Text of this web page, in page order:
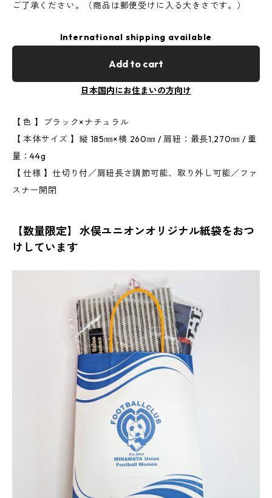
ご了承ください。（商品は郵便受けに入る大きさです。）
International shipping available
Add to cart
日本国内にお住まいの方向け
【 色 】ブラック×ナチュラル
【 本体サイズ 】縦 185㎜×横 260㎜ / 肩紐：最長1,270㎜ / 重
量：44g
【 仕様 】仕切り付／肩紐長さ調節可能、取り外し可能／ファ
スナー開閉
【数量限定】 水俣ユニオンオリジナル紙袋をおつ
けしています